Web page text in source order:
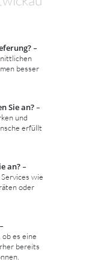
–
besser
Sie an? –
und
erfüllt
an?–
wie
oder
–
es eine
bereits